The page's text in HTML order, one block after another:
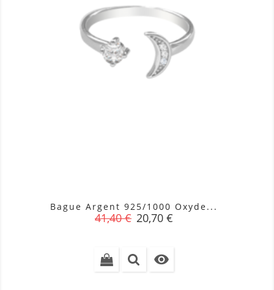
Bague Argent 925/1000 Oxyde...
Prix
41,40 € Prix
20,70 €
